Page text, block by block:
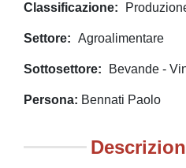
Classificazione
Settore Agroalimentare
Sottosettore Bevande -
Persona Bennati Paolo